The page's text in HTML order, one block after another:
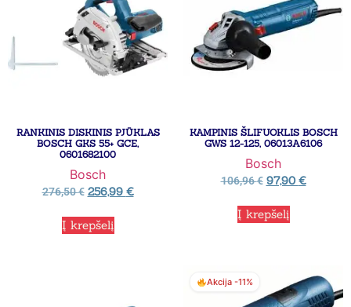
RANKINIS DISKINIS PJŪKLAS
BOSCH GKS 55+ GCE,
0601682100
Bosch
276,50€ 256,99 €
Į krepšelį
KAMPINIS ŠLIFUOKLIS BOSCH
GWS 12-125, 06013A6106
Bosch
106,96€ 97,90€
Į krepšelį
Akcija -11%